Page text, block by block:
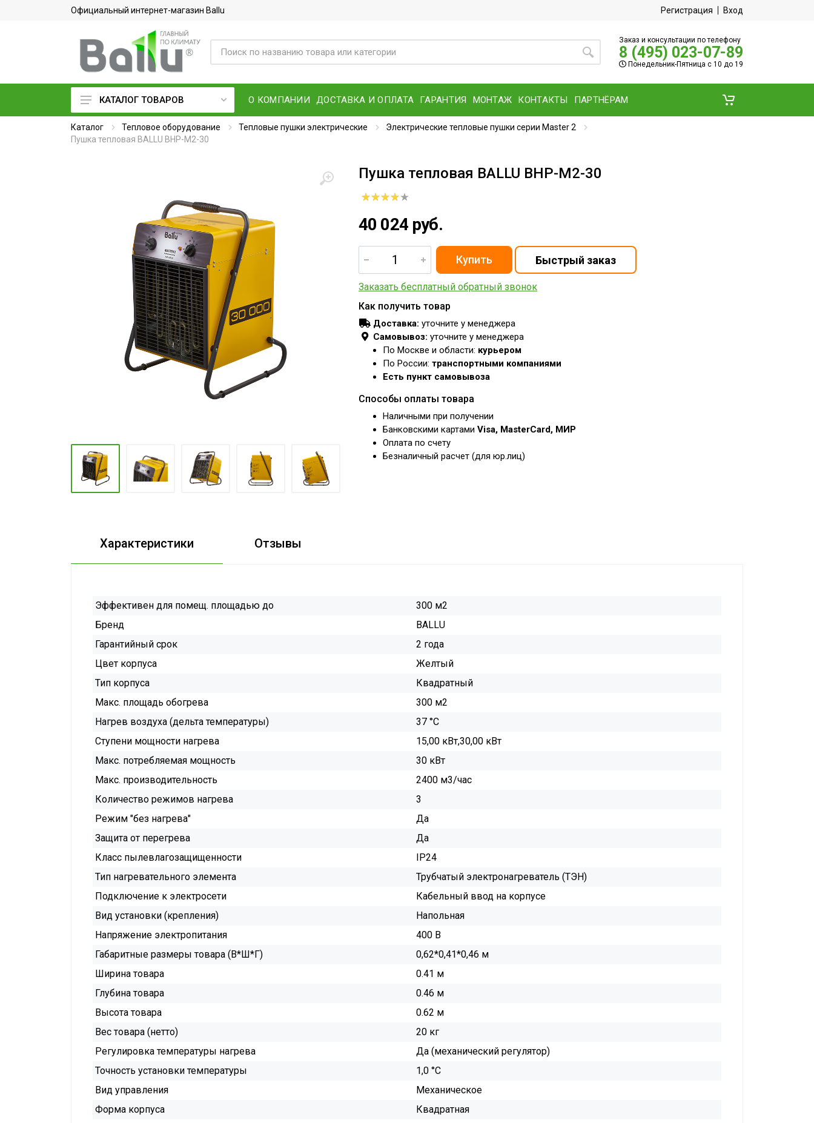
Официальный интернет-магазин Ballu Регистрация Вход
Заказ и консультации по телефону
8 (495) 023-07-89
Понедельник-Пятница с 10 до 19
Кондиционеры воздуха
Тепловое оборудование
Электросушилки для рук
Промышленные кондиционеры
КАТАЛОГ ТОВАРОВ О КОМПАНИИ ДОСТАВКА И ОПЛАТА ГАРАНТИЯ МОНТАЖ КОНТАКТЫ ПАРТНЁРАМ
Каталог Тепловое оборудование Тепловые пушки электрические
Электрические тепловые пушки серии Master 2
Пушка тепловая BALLU BHP-M2-30
Пушка тепловая BALLU BHP-M2-30
40 024 руб.
Заказать бесплатный обратный звонок
Как получить товар
Доставка: уточните у менеджера
Самовывоз: уточните у менеджера
По Москве и области: курьером
По России: транспортными компаниями
Есть пункт самовывоза
Способы оплаты товара
Наличными при получении
Банковскими картами Visa, MasterCard, МИР
Оплата по счету
Безналичный расчет (для юр.лиц)
Характеристики Отзывы
Эффективен для помещ. площадью до
300 м2
Бренд
BALLU
Гарантийный срок
2 года
Цвет корпуса
Желтый
Тип корпуса
Квадратный
Макс. площадь обогрева
300 м2
Нагрев воздуха (дельта температуры)
37 °С
Ступени мощности нагрева
15,00 кВт,30,00 кВт
Макс. потребляемая мощность
30 кВт
Макс. производительность
2400 м3/час
Количество режимов нагрева
3
Режим "без нагрева"
Да
Защита от перегрева
Да
Класс пылевлагозащищенности
IP24
Тип нагревательного элемента
Трубчатый электронагреватель (ТЭН)
Подключение к электросети
Кабельный ввод на корпусе
Вид установки (крепления)
Напольная
Напряжение электропитания
400 В
Габаритные размеры товара (В*Ш*Г)
0,62*0,41*0,46 м
Ширина товара
0.41 м
Глубина товара
0.46 м
Высота товара
0.62 м
Вес товара (нетто)
20 кг
Регулировка температуры нагрева
Да (механический регулятор)
Точность установки температуры
1,0 °С
Вид управления
Механическое
Форма корпуса
Квадратная